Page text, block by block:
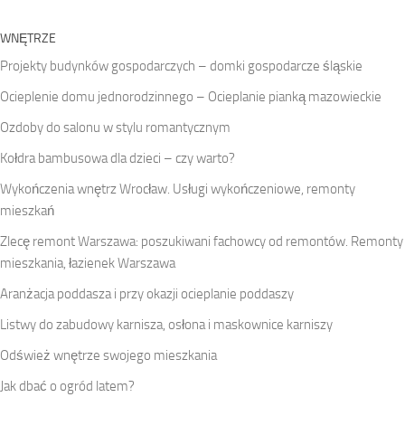
WNĘTRZE
Projekty budynków gospodarczych – domki gospodarcze śląskie
Ocieplenie domu jednorodzinnego – Ocieplanie pianką mazowieckie
Ozdoby do salonu w stylu romantycznym
Kołdra bambusowa dla dzieci – czy warto?
Wykończenia wnętrz Wrocław. Usługi wykończeniowe, remonty
mieszkań
Zlecę remont Warszawa: poszukiwani fachowcy od remontów. Remonty
mieszkania, łazienek Warszawa
Aranżacja poddasza i przy okazji ocieplanie poddaszy
Listwy do zabudowy karnisza, osłona i maskownice karniszy
Odśwież wnętrze swojego mieszkania
Jak dbać o ogród latem?